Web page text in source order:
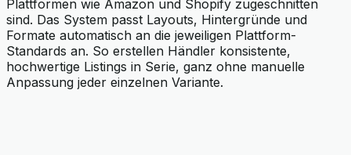
Plattformen wie Amazon und Shopify zugeschnitten
sind. Das System passt Layouts, Hintergründe und
Formate automatisch an die jeweiligen Plattform-
Standards an. So erstellen Händler konsistente,
hochwertige Listings in Serie, ganz ohne manuelle
Anpassung jeder einzelnen Variante.